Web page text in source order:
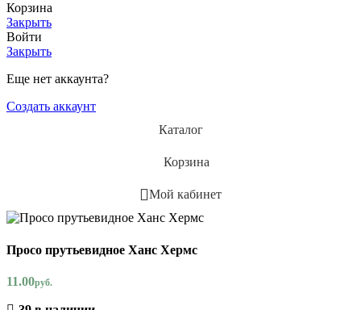
Корзина
Закрыть
Войти
Закрыть
Еще нет аккаунта?
Создать аккаунт
Каталог
Корзина
Мой кабинет
Просо прутьевидное Ханс Хермс
11.00руб.